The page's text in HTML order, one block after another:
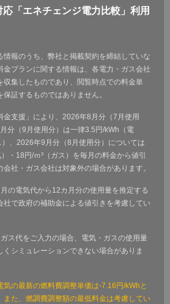
「エネチェンジ電力比較」利用
情報のうち、弊社と掲載契約を締結していな
金プランに関する情報は、各電力・ガス会社
収集したものであり、閲覧時点での料金単
証するものではありません。
金支援」により、2026年8月分（7月使用
分（9月使用分）は一律3.5円/kWh（電
）、2026年9月分（8月使用分）については
・18円/ｍ³（ガス）を毎月の料金から値引
会社・ガス会社は対象外の場合があります。
の電気代から12カ月分の使用量を推定する
社で政府の補助金による値引きを考慮してい
ス代をご入力の場合、電気・ガスの使用量
くシミュレーションできない場合がありま
気の最新の燃料費調整単価は-7.16円/kWhと
また、燃調費調整額の最低料金は考慮してい